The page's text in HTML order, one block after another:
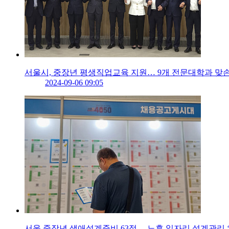
서울시, 중장년 평생직업교육 지원… 9개 전문대학과 맞
2024-09-06 09:05